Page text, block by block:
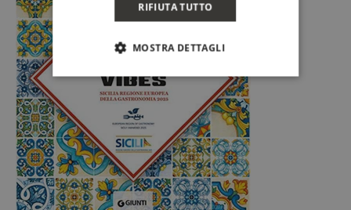
RIFIUTA TUTTO
MOSTRA DETTAGLI